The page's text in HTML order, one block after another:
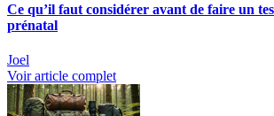
Ce qu’il faut considérer avant de faire un
prénatal
Joel
Voir article complet